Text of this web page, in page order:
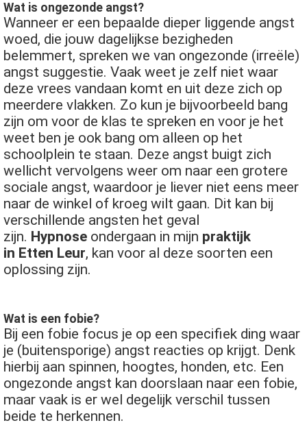
Wat is ongezonde angst?
Wanneer er een bepaalde dieper liggende angst
woed, die jouw dagelijkse bezigheden
belemmert, spreken we van ongezonde (irreële)
angst suggestie. Vaak weet je zelf niet waar
deze vrees vandaan komt en uit deze zich op
meerdere vlakken. Zo kun je bijvoorbeeld bang
zijn om voor de klas te spreken en voor je het
weet ben je ook bang om alleen op het
schoolplein te staan. Deze angst buigt zich
wellicht vervolgens weer om naar een grotere
sociale angst, waardoor je liever niet eens meer
naar de winkel of kroeg wilt gaan. Dit kan bij
verschillende angsten het geval
zijn. Hypnose ondergaan in mijn praktijk
in Etten Leur, kan voor al deze soorten een
oplossing zijn.
Wat is een fobie?
Bij een fobie focus je op een specifiek ding waar
je (buitensporige) angst reacties op krijgt. Denk
hierbij aan spinnen, hoogtes, honden, etc. Een
ongezonde angst kan doorslaan naar een fobie,
maar vaak is er wel degelijk verschil tussen
beide te herkennen.